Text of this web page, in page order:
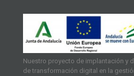
Nuestro proyecto de implantación y
de transformación digital en la